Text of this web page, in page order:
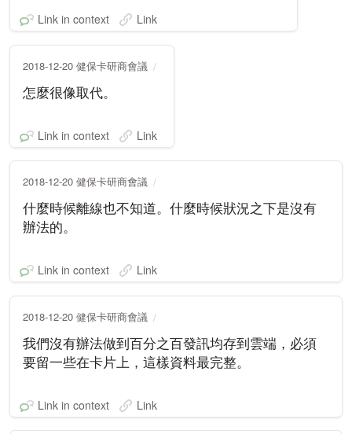
Link in context Link
2018-12-20 健保卡研商會議
怎麼很像取代。
Link in context Link
2018-12-20 健保卡研商會議
什麼時候離線也不知道。什麼時候狀況之下是沒有
辦法的。
Link in context Link
2018-12-20 健保卡研商會議
我們沒有辦法做到百分之百發訊均存到雲端，必須
要留一些在卡片上，這樣資料最完整。
Link in context Link